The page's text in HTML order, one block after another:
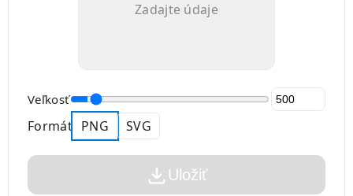
Zadajte údaje
Veľkosť
Formát PNG SVG
Uložiť